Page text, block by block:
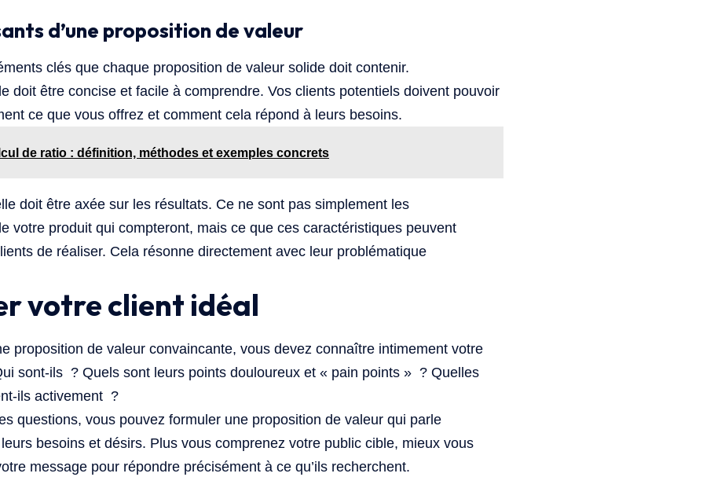
d’une proposition de valeur
clés que chaque proposition de valeur solide doit contenir.
doit être concise et facile à comprendre. Vos clients potentiels doivent pouvoir
ce que vous offrez et comment cela répond à leurs besoins.
de ratio : définition, méthodes et exemples concrets
doit être axée sur les résultats. Ce ne sont pas simplement les
votre produit qui compteront, mais ce que ces caractéristiques peuvent
de réaliser. Cela résonne directement avec leur problématique
votre client idéal
proposition de valeur convaincante, vous devez connaître intimement votre
sont-ils ? Quels sont leurs points douloureux et « pain points » ? Quelles
ils activement ?
questions, vous pouvez formuler une proposition de valeur qui parle
besoins et désirs. Plus vous comprenez votre public cible, mieux vous
message pour répondre précisément à ce qu’ils recherchent.